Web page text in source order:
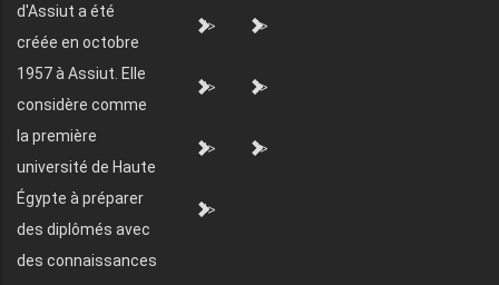
d'Assiut a été
créée en octobre
1957 à Assiut. Elle
considère comme
la première
université de Haute
Égypte à préparer
des diplômés avec
des connaissances
"> ">
"> ">
"> ">
">